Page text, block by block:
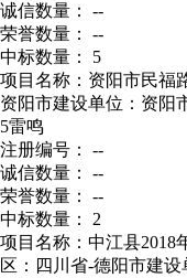
诚信数量： --
荣誉数量： --
中标数量： 5
项目名称：资阳市民福
资阳市建设单位：资阳
5雷鸣
注册编号： --
诚信数量： --
荣誉数量： --
中标数量： 2
项目名称：中江县2018
区：四川省-德阳市建设